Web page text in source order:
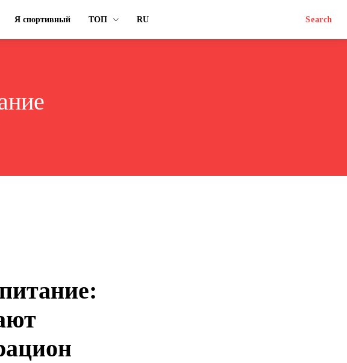
Я спортивный ТОП RU Search